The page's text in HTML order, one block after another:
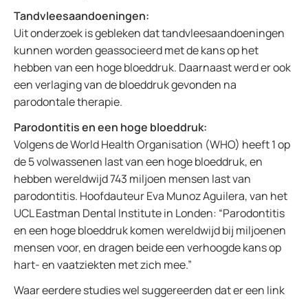
Tandvleesaandoeningen:
Uit onderzoek is gebleken dat tandvleesaandoeningen
kunnen worden geassocieerd met de kans op het
hebben van een hoge bloeddruk. Daarnaast werd er ook
een verlaging van de bloeddruk gevonden na
parodontale therapie.
Parodontitis en een hoge bloeddruk:
Volgens de World Health Organisation (WHO) heeft 1 op
de 5 volwassenen last van een hoge bloeddruk, en
hebben wereldwijd 743 miljoen mensen last van
parodontitis. Hoofdauteur Eva Munoz Aguilera, van het
UCL Eastman Dental Institute in Londen: “Parodontitis
en een hoge bloeddruk komen wereldwijd bij miljoenen
mensen voor, en dragen beide een verhoogde kans op
hart- en vaatziekten met zich mee.”
Waar eerdere studies wel suggereerden dat er een link